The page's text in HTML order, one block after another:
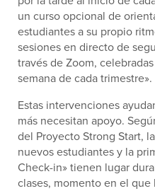
un curso opcional de
estudiantes a su propio
sesiones en directo de
través de Zoom,
semana de cada trimestre».
Estas intervenciones
más necesitan apoyo.
del Proyecto Strong Start,
nuevos estudiantes y la
Check-in» tienen lugar
clases, momento en el